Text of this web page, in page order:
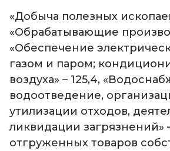
«Добыча полезных
«Обрабатывающие
«Обеспечение
газом и паром;
воздуха» – 125,4,
водоотведение,
утилизации отходов,
ликвидации загрязнений»
отгруженных товаров